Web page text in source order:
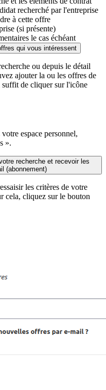
recherché par l'entreprise
à cette offre
(si présente)
le cas échéant
qui vous intéressent
ou depuis le détail
ajouter la ou les offres de
de cliquer sur l'icône
espace personnel,
».
recherche et recevoir les
(abonnement)
les critères de votre
cela, cliquez sur le bouton